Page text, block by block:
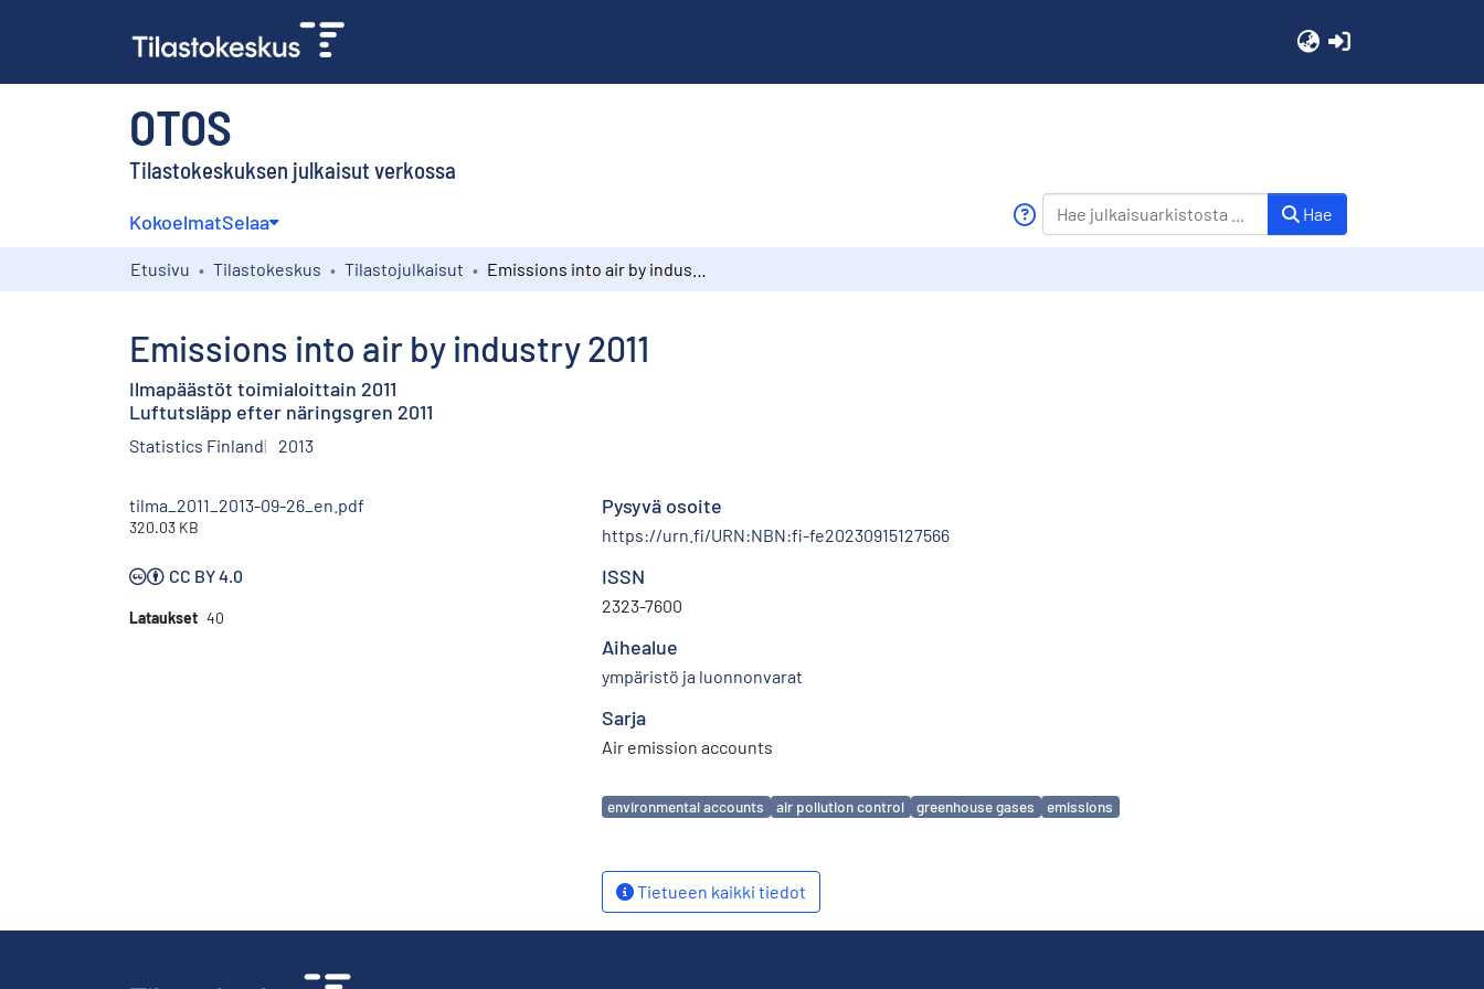
OTOS
Tilastokeskuksen julkaisut verkossa
KokoelmatSelaa Hae
Etusivu Tilastokeskus Tilastojulkaisut
Emissions into air by industry 2011
Ilmapäästöt toimialoittain 2011
Luftutsläpp efter näringsgren 2011
Statistics Finland 2013
tilma_2011_2013-09-26_en.pdf
320.03 KB
CC BY 4.0
Lataukset 40
Pysyvä osoite
https://urn.fi/URN:NBN:fi-fe20230915127566
ISSN
2323-7600
Aihealue
ympäristö ja luonnonvarat
Sarja
Air emission accounts
Avainsanat
environmental accounts air pollution control greenhouse gases emissions
Tietueen kaikki tiedot